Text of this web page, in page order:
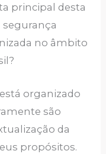
principal desta
segurança
no âmbito
organizado
são
da
propósitos.